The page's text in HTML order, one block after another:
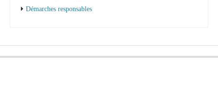
Démarches responsables